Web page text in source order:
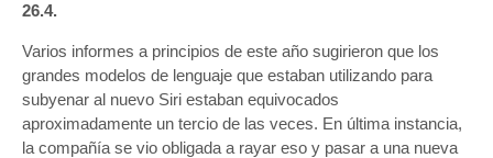
26.4.
Varios informes a principios de este año sugirieron que los
grandes modelos de lenguaje que estaban utilizando para
subyenar al nuevo Siri estaban equivocados
aproximadamente un tercio de las veces. En última instancia,
la compañía se vio obligada a rayar eso y pasar a una nueva